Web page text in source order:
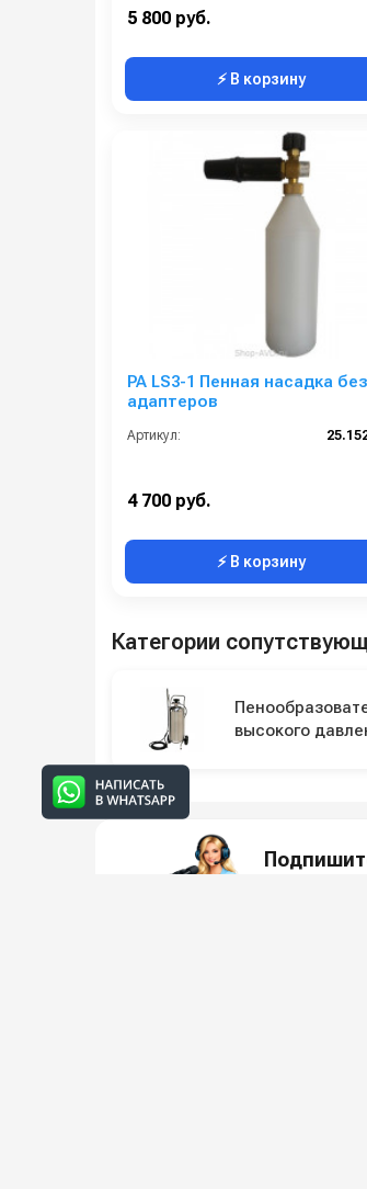
5 800 руб.
⚡ В корзину
PA LS3-1 Пенная насадка без
адаптеров
Артикул:
4 700 руб.
⚡ В корзину
Категории
высокого